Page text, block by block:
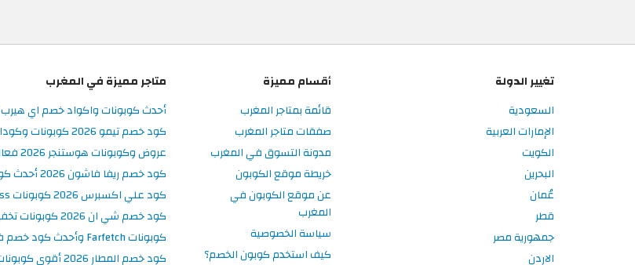
تغيير الدولة
السعودية
الإمارات العربية
الكويت
البحرين
عُمان
قطر
جمهورية مصر
الاردن
أقسام مميزة
قائمة بمتاجر المغرب
صفقات متاجر المغرب
مدونة التسوق في المغرب
خريطة موقع الكوبون
عن موقع الكوبون في
المغرب
سياسة الخصوصية
كيف استخدم كوبون الخصم؟
متاجر مميزة في المغرب
أحدث كوبونات واكواد خصم اي هيرب 2026 حتى 25% في iHerb المغرب
كود خصم تيمو 2026 كوبونات وكودات TEMU حتى 90% على الطلبات
عروض وكوبونات هوستنجر 2026 فعالة 100% في Hostinger المغرب
كود خصم ريفا فاشون 2026 أحدث كوبونات Riva المغرب حتى 50%
كود علي اكسبرس 2026 كوبونات AliExpress محدثة وفعالة حتى 50%
كود خصم شي ان 2026 كوبونات تخفيض فعالة 100% في SHEIN المغرب
كوبونات Farfetch وأحدث كود خصم فارفيتش 2026
كود خصم المطار 2026 أقوى كوبونات حتى 10% في تطبيق Almatar